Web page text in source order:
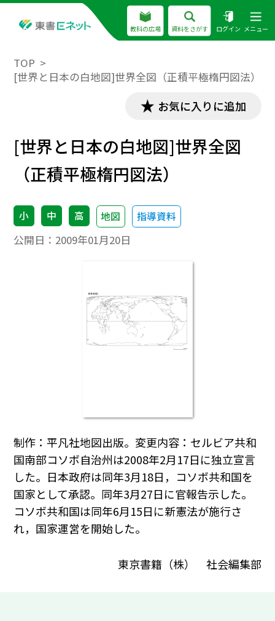
教科の広場 資料をさがす ログイン メニュー
TOP
[世界と日本の白地図]世界全図（正積平極楕円図法）
お気に入りに追加
[世界と日本の白地図]世界全図
（正積平極楕円図法）
小 中 高 地図 指導資料
公開日： 2009年01月20日
制作：平凡社地図出版。変更内容：セルビア共和
国南部コソボ自治州は2008年2月17日に独立宣言
した。日本政府は同年3月18日，コソボ共和国を
国家として承認。同年3月27日に官報告示した。
コソボ共和国は同年6月15日に新憲法が施行さ
れ，国家運営を開始した。
東京書籍（株） 社会編集部